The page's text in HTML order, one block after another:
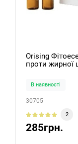
Orising
проти жирної
В наявності
30705
2
285грн.